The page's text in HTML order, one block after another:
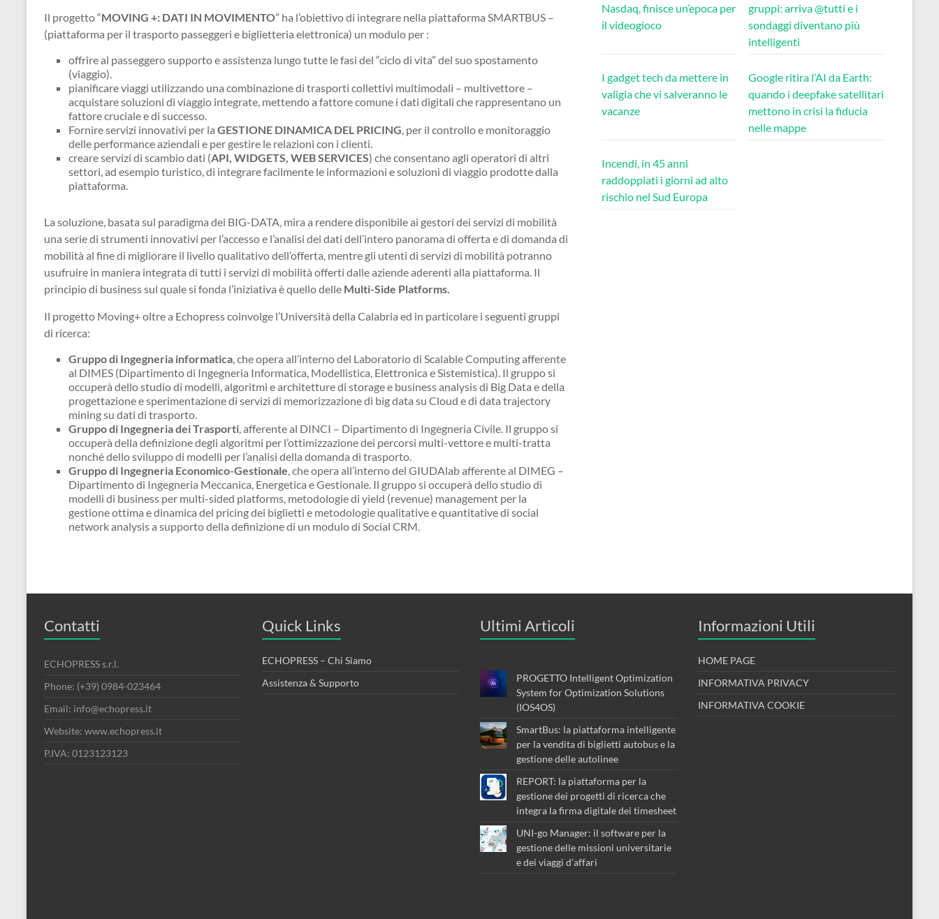
Il progetto “MOVING +: DATI IN MOVIMENTO” ha l’obiettivo di integrare nella piattaforma SMARTBUS –
(piattaforma per il trasporto passeggeri e biglietteria elettronica) un modulo per :
offrire al passeggero supporto e assistenza lungo tutte le fasi del “ciclo di vita” del suo spostamento
(viaggio).
pianificare viaggi utilizzando una combinazione di trasporti collettivi multimodali – multivettore –
acquistare soluzioni di viaggio integrate, mettendo a fattore comune i dati digitali che rappresentano un
fattore cruciale e di successo.
Fornire servizi innovativi per la GESTIONE DINAMICA DEL PRICING , per il controllo e monitoraggio
delle performance aziendali e per gestire le relazioni con i clienti.
creare servizi di scambio dati (API, WIDGETS, WEB SERVICES) che consentano agli operatori di altri
settori, ad esempio turistico, di integrare facilmente le informazioni e soluzioni di viaggio prodotte dalla
piattaforma.
La soluzione, basata sul paradigma dei BIG-DATA, mira a rendere disponibile ai gestori dei servizi di mobilità
una serie di strumenti innovativi per l’accesso e l’analisi dei dati dell’intero panorama di offerta e di domanda di
mobilità al fine di migliorare il livello qualitativo dell’offerta, mentre gli utenti di servizi di mobilità potranno
usufruire in maniera integrata di tutti i servizi di mobilità offerti dalle aziende aderenti alla piattaforma. Il
principio di business sul quale si fonda l’iniziativa è quello delle Multi-Side Platforms.
Il progetto Moving+ oltre a Echopress coinvolge l’Università della Calabria ed in particolare i seguenti gruppi
di ricerca:
Gruppo di Ingegneria informatica , che opera all’interno del Laboratorio di Scalable Computing afferente
al DIMES (Dipartimento di Ingegneria Informatica, Modellistica, Elettronica e Sistemistica). Il gruppo si
occuperà dello studio di modelli, algoritmi e architetture di storage e business analysis di Big Data e della
progettazione e sperimentazione di servizi di memorizzazione di big data su Cloud e di data trajectory
mining su dati di trasporto.
Gruppo di Ingegneria dei Trasporti , afferente al DINCI – Dipartimento di Ingegneria Civile. Il gruppo si
occuperà della definizione degli algoritmi per l’ottimizzazione dei percorsi multi-vettore e multi-tratta
nonché dello sviluppo di modelli per l’analisi della domanda di trasporto.
Gruppo di Ingegneria Economico-Gestionale , che opera all’interno del GIUDAlab afferente al DIMEG –
Dipartimento di Ingegneria Meccanica, Energetica e Gestionale. Il gruppo si occuperà dello studio di
modelli di business per multi-sided platforms, metodologie di yield (revenue) management per la
gestione ottima e dinamica del pricing dei biglietti e metodologie qualitative e quantitative di social
network analysis a supporto della definizione di un modulo di Social CRM.
Nasdaq, finisce un’epoca per
il videogioco
gruppi: arriva @tutti e i
sondaggi diventano più
intelligenti
I gadget tech da mettere in
valigia che vi salveranno le
vacanze
Google ritira l’AI da Earth:
quando i deepfake satellitari
mettono in crisi la fiducia
nelle mappe
Incendi, in 45 anni
raddoppiati i giorni ad alto
rischio nel Sud Europa
Contatti
ECHOPRESS s.r.l.
Phone: (+39) 0984-023464
Email: info@echopress.it
Website: www.echopress.it
P.IVA: 0123123123
Quick Links
ECHOPRESS – Chi Siamo
Assistenza & Supporto
Ultimi Articoli
PROGETTO Intelligent Optimization
System for Optimization Solutions
(IOS4OS)
SmartBus: la piattaforma intelligente
per la vendita di biglietti autobus e la
gestione delle autolinee
REPORT: la piattaforma per la
gestione dei progetti di ricerca che
integra la firma digitale dei timesheet
UNI-go Manager: il software per la
gestione delle missioni universitarie
e dei viaggi d’affari
Informazioni Utili
HOME PAGE
INFORMATIVA PRIVACY
INFORMATIVA COOKIE